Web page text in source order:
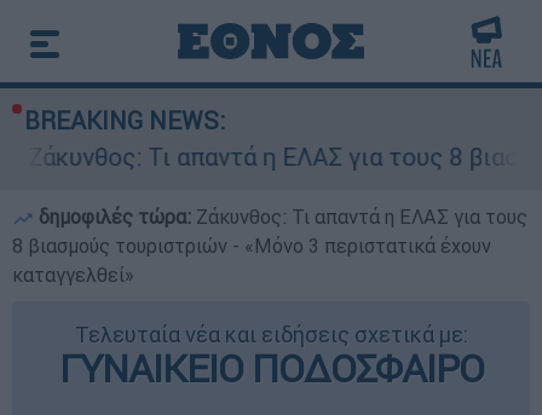
BREAKING NEWS:
απαντά η ΕΛΑΣ για τους 8 βιασμούς
δημοφιλές τώρα: Ζάκυνθος: Τι απαντά η ΕΛΑΣ για τους
8 βιασμούς τουριστριών - «Μόνο 3 περιστατικά έχουν
καταγγελθεί»
Τελευταία νέα και ειδήσεις σχετικά με:
ΓΥΝΑΙΚΕΙΟ ΠΟΔΟΣΦΑΙΡΟ